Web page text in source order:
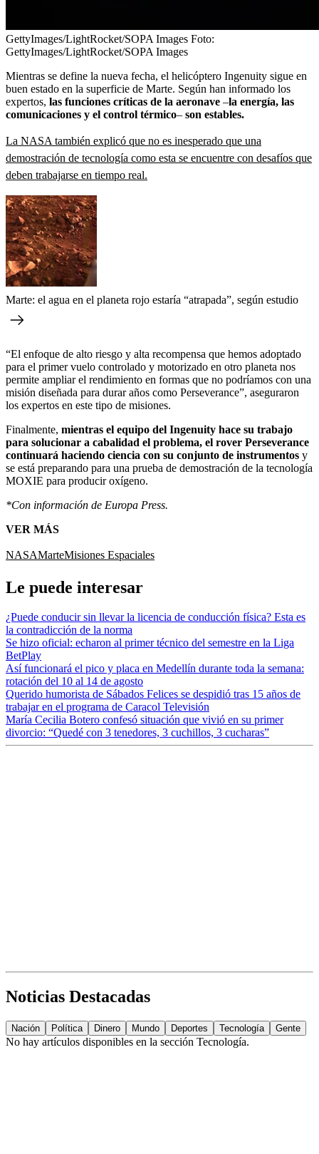
GettyImages/LightRocket/SOPA Images Foto:
GettyImages/LightRocket/SOPA Images
Mientras se define la nueva fecha, el helicóptero Ingenuity sigue en
buen estado en la superficie de Marte. Según han informado los
expertos, las funciones críticas de la aeronave –la energía, las
comunicaciones y el control térmico– son estables.
La NASA también explicó que no es inesperado que una
demostración de tecnología como esta se encuentre con desafíos que
deben trabajarse en tiempo real.
Marte: el agua en el planeta rojo estaría “atrapada”, según estudio
“El enfoque de alto riesgo y alta recompensa que hemos adoptado
para el primer vuelo controlado y motorizado en otro planeta nos
permite ampliar el rendimiento en formas que no podríamos con una
misión diseñada para durar años como Perseverance”, aseguraron
los expertos en este tipo de misiones.
Finalmente, mientras el equipo del Ingenuity hace su trabajo
para solucionar a cabalidad el problema, el rover Perseverance
continuará haciendo ciencia con su conjunto de instrumentos y
se está preparando para una prueba de demostración de la tecnología
MOXIE para producir oxígeno.
*Con información de Europa Press.
VER MÁS
NASAMarteMisiones Espaciales
Le puede interesar
¿Puede conducir sin llevar la licencia de conducción física? Esta es
la contradicción de la norma
Se hizo oficial: echaron al primer técnico del semestre en la Liga
BetPlay
Así funcionará el pico y placa en Medellín durante toda la semana:
rotación del 10 al 14 de agosto
Querido humorista de Sábados Felices se despidió tras 15 años de
trabajar en el programa de Caracol Televisión
María Cecilia Botero confesó situación que vivió en su primer
divorcio: “Quedé con 3 tenedores, 3 cuchillos, 3 cucharas”
Noticias Destacadas
Nación Política Dinero Mundo Deportes Tecnología Gente
No hay artículos disponibles en la sección Tecnología.